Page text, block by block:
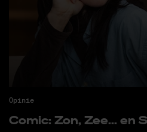
Opinie
Co­mic: Zon, Zee... en